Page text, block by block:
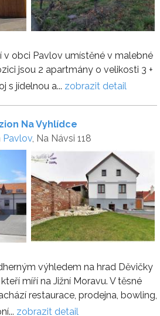
v obci Pavlov umístěné v malebné
jsou 2 apartmány o velikosti 3 +
s jídelnou a... zobrazit detail
Na Vyhlídce
Pavlov, Na Návsi 118
výhledem na hrad Děvičky
míří na Jižní Moravu. V těsné
restaurace, prodejna, bowling,
zobrazit detail